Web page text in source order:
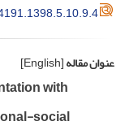
عنوان مقاله[English]
with
social